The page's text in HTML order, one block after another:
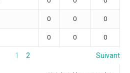
0 0 0
0 0 0
1 2 Suivant